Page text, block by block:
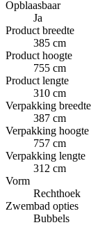
Opblaasbaar
Ja
Product breedte
385 cm
Product hoogte
755 cm
Product lengte
310 cm
Verpakking breedte
387 cm
Verpakking hoogte
757 cm
Verpakking lengte
312 cm
Vorm
Rechthoek
Zwembad opties
Bubbels